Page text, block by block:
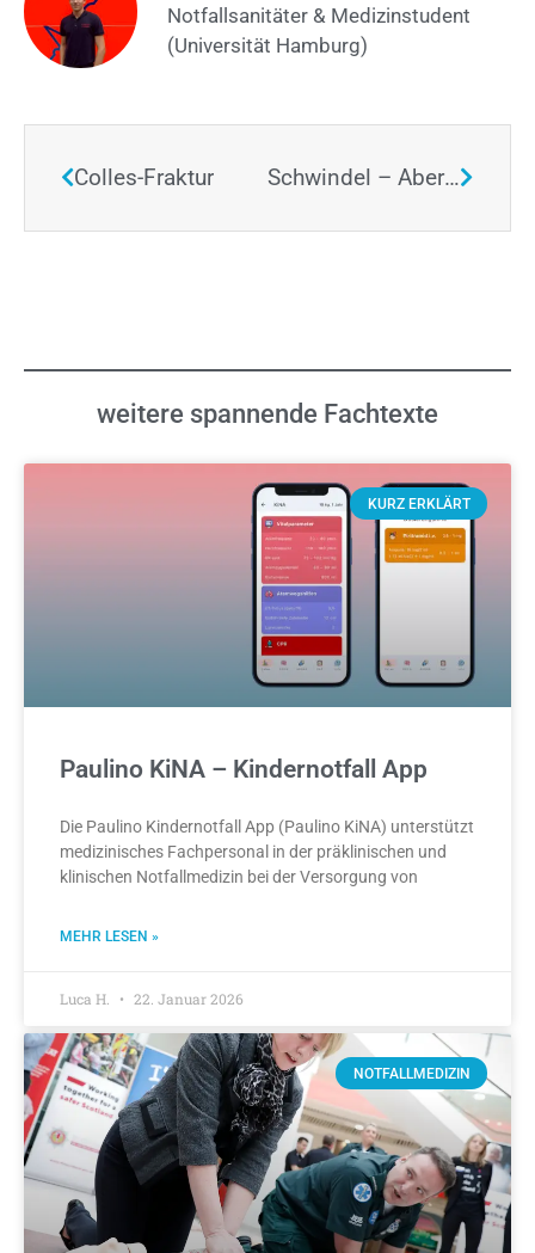
Notfallsanitäter & Medizinstudent
(Universität Hamburg)
Colles-Fraktur Schwindel – Aber was für einer?
weitere spannende Fachtexte
KURZ ERKLÄRT
Paulino KiNA – Kindernotfall App
Die Paulino Kindernotfall App (Paulino KiNA) unterstützt
medizinisches Fachpersonal in der präklinischen und
klinischen Notfallmedizin bei der Versorgung von
MEHR LESEN »
Luca H. 22. Januar 2026
NOTFALLMEDIZIN